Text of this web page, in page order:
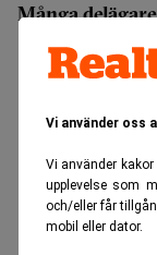
Vi använder oss
Vi använder
upplevelse som
och/eller får
mobil eller dator.
Många